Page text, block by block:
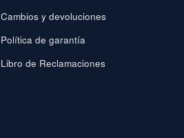
Cambios y devoluciones
Política de garantía
Libro de Reclamaciones